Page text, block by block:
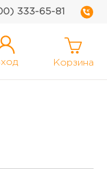
333-65-81
Корзина